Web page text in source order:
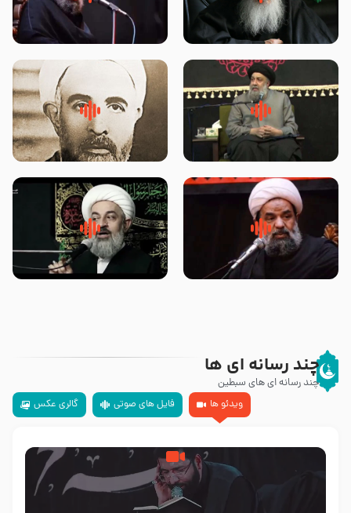
زوّار اربعین امام حسین (علیه
السلام) با این اشتیاق به زیارت
روضه جانسوز پاره های جگر امام
حسن مجتبی علیه السلام-حجت
لقب حضرت رقیه سلام الله علیها به
چه معناست – حجت الاسلام علوی
روضه‌ی مجلس یزید ملعون و
اسارت اهل‌بیت علیهم‌السلام –
محدث زاده
سلام جوانی که امام حسین علیه
السلام خودش جوابش را دادند
زیارتی که اسباب رزق زیاد و عمر
طولانی است حجت السلام حسین
چند رسانه ای ها
چند رسانه ای های سبطین
ویدئو ها
فایل های صوتی گالری عکس